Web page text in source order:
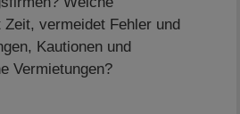
vermeidet Fehler und
Kautionen und
Vermietungen?